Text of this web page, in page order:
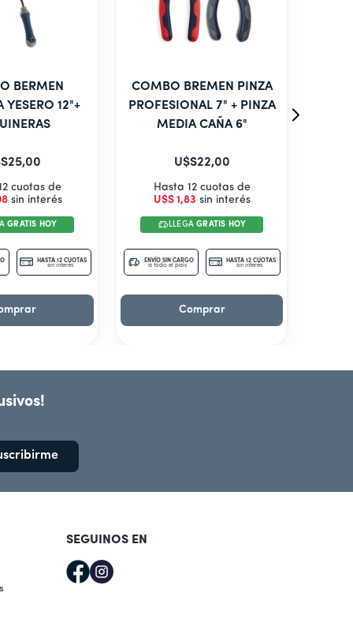
BERMEN
YESERO 12"+
25,00
cuotas de
sin interés
GRATIS HOY
HASTA 12 CUOTAS
sin interés
COMBO BREMEN PINZA
PROFESIONAL 7" + PINZA
MEDIA CAÑA 6"
U$S22,00
Hasta 12 cuotas de
U$S 1,83 sin interés
LLEGAGRATIS HOY
ENVÍO SIN CARGO
a todo el país
HASTA 12 CUOTAS
sin interés
Comprar
SEGUINOS EN